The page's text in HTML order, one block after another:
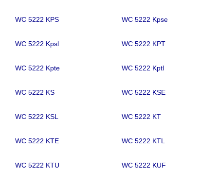
WC 5222 KPS WC 5222 Kpse
WC 5222 Kpsl WC 5222 KPT
WC 5222 Kpte WC 5222 Kptl
WC 5222 KS WC 5222 KSE
WC 5222 KSL WC 5222 KT
WC 5222 KTE WC 5222 KTL
WC 5222 KTU WC 5222 KUF